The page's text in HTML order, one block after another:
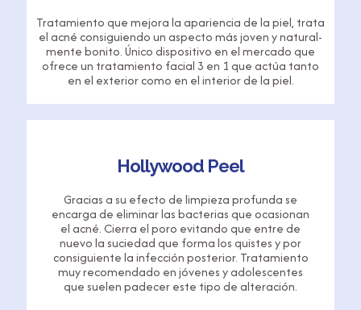
Tratamiento que mejora la apariencia de la piel, trata
el acné consiguiendo un aspecto más joven y natural­
mente bonito. Único dispositivo en el mercado que
ofrece un tratamiento facial 3 en 1 que actúa tanto
en el exterior como en el interior de la piel.
Hollywood Peel
Gracias a su efecto de limpieza profunda se
encarga de eliminar las bacterias que ocasionan
el acné. Cierra el poro evitando que entre de
nuevo la suciedad que forma los quistes y por
consiguiente la infección posterior. Tratamiento
muy recomendado en jóvenes y adolescentes
que suelen padecer este tipo de alteración.